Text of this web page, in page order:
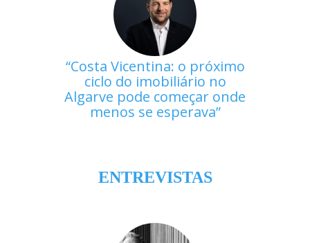
Costa Vicentina: o próximo
ciclo do imobiliário no
Algarve pode começar onde
menos se esperava
ENTREVISTAS